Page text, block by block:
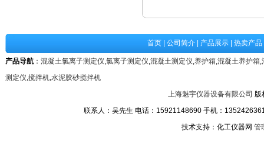
首页 公司简介 产品展示 热卖产品
产品导航 ： 混凝土氯离子测定仪,氯离子测定仪,混凝土测定仪,养护箱,混凝土养护箱,
测定仪,搅拌机,水泥胶砂搅拌机
上海魅宇仪器设备有限公司 版
联系人：吴先生 电话：15921148690 手机：
技术支持：化工仪器网 管